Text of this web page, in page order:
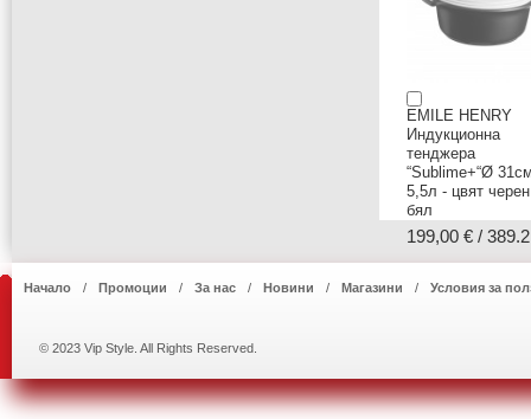
EMILE HENRY
Индукционна
тенджера
“Sublime+“Ø
5,5л - цвят
бял
199,00 € /
Начало Промоции За нас Новини Магазини Условия за
© 2023 Vip Style. All Rights Reserved.